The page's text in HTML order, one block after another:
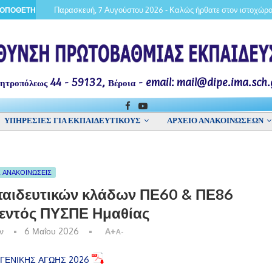
ΕΚΠΑΙΔΕΥΤΙΚΩΝ ΚΛΑΔΩΝ ΠΕ71, ΠΕ06 & ΠΕ79 ΕΙΔΙΚΗΣ
Τοποθετήσεις εκπαιδευτικών
Παρασκευή, 7 Αυγούστου 2026 - Καλώς ήρθατε στον
44 - 59132, Βέροια - email:
ΥΠΗΡΕΣΙΕΣ ΓΙΑ ΕΚΠΑΙΔΕΥΤΙΚΟΥΣ ΑΡΧΕΙΟ ΑΝΑΚΟΙΝΩΣΕΩΝ
ΑΝΑΚΟΙΝΩΣΕΙΣ
κλάδων ΠΕ60 & ΠΕ86
ΠΥΣΠΕ Ημαθίας
6 Μαΐου 2026 A+A-
ΑΓΩΗΣ 2026